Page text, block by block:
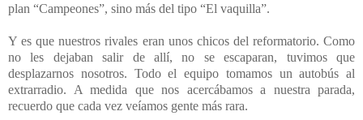
plan “Campeones”, sino más del tipo “El vaquilla”.
Y es que nuestros rivales eran unos chicos del reformatorio. Como
no les dejaban salir de allí, no se escaparan, tuvimos que
desplazarnos nosotros. Todo el equipo tomamos un autobús al
extrarradio. A medida que nos acercábamos a nuestra parada,
recuerdo que cada vez veíamos gente más rara.